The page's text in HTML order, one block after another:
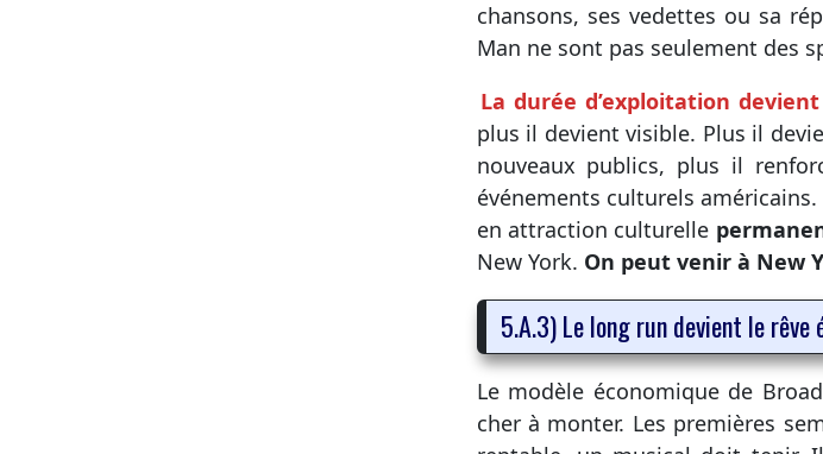
chansons, ses vedettes ou sa
Man ne sont pas seulement des
La durée d’exploitation
plus il devient visible. Plus il
nouveaux publics, plus il
événements culturels
en attraction culturelle
New York. On peut venir à New
5.A.3) Le long run devient le rêve
Le modèle économique de
cher à monter. Les premières